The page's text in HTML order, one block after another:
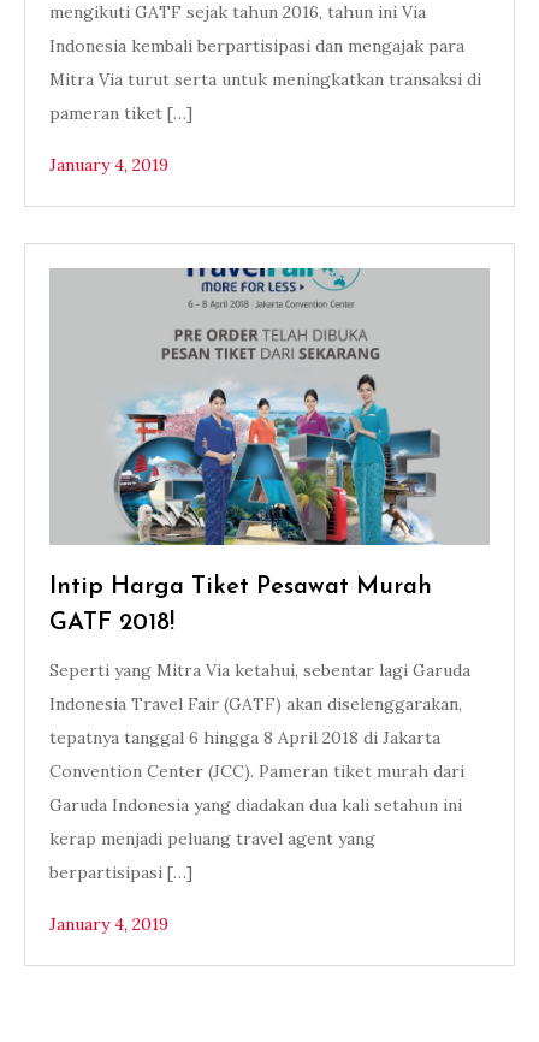
mengikuti GATF sejak tahun 2016, tahun ini Via
Indonesia kembali berpartisipasi dan mengajak para
Mitra Via turut serta untuk meningkatkan transaksi di
pameran tiket […]
January 4, 2019
Intip Harga Tiket Pesawat Murah
GATF 2018!
Seperti yang Mitra Via ketahui, sebentar lagi Garuda
Indonesia Travel Fair (GATF) akan diselenggarakan,
tepatnya tanggal 6 hingga 8 April 2018 di Jakarta
Convention Center (JCC). Pameran tiket murah dari
Garuda Indonesia yang diadakan dua kali setahun ini
kerap menjadi peluang travel agent yang
berpartisipasi […]
January 4, 2019